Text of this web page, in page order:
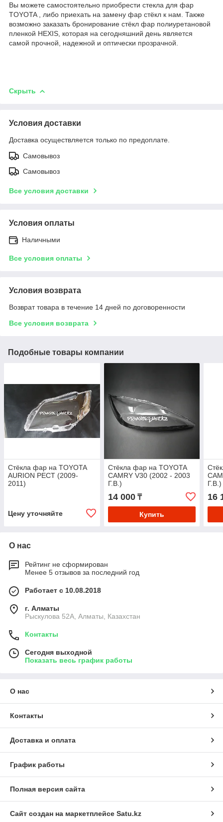
Вы можете самостоятельно приобрести стекла для фар
TOYOTA , либо приехать на замену фар стёкл к нам. Также
возможно заказать бронирование стёкл фар полиуретановой
пленкой HEXIS, которая на сегодняшний день является
самой прочной, надежной и оптически прозрачной.
Скрыть
Условия доставки
Доставка осуществляется только по предоплате.
Самовывоз
Самовывоз
Все условия доставки
Условия оплаты
Наличными
Все условия оплаты
Условия возврата
Возврат товара в течение 14 дней по договоренности
Все условия возврата
Подобные товары компании
Стёкла фар на TOYOTA
AURION РЕСТ (2009-
2011)
Цену уточняйте
Стёкла фар на TOYOTA
CAMRY V30 (2002 - 2003
Г.В.)
14 000₸
Купить
Г.В.)
16
О нас
Рейтинг не сформирован
Менее 5 отзывов за последний год
Работает с 10.08.2018
г. Алматы
Рыскулова 52А, Алматы, Казахстан
Контакты
Сегодня выходной
Показать весь график работы
О нас
Контакты
Доставка и оплата
График работы
Полная версия сайта
Сайт создан на маркетплейсе Satu.kz